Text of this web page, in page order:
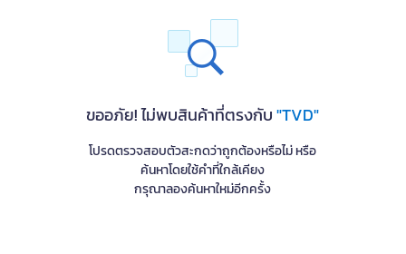
ขออภัย! ไม่พบสินค้าที่ตรงกับ"TVD"
โปรดตรวจสอบตัวสะกดว่าถูกต้องหรือไม่ หรือ
ค้นหาโดยใช้คำที่ใกล้เคียง
กรุณาลองค้นหาใหม่อีกครั้ง